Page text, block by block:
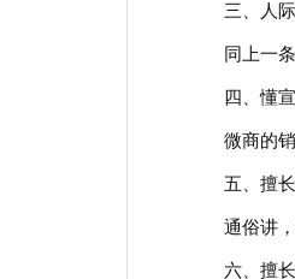
三、人际
同上一条
四、懂宣
微商的销售
五、擅长
通俗讲，
六、擅长